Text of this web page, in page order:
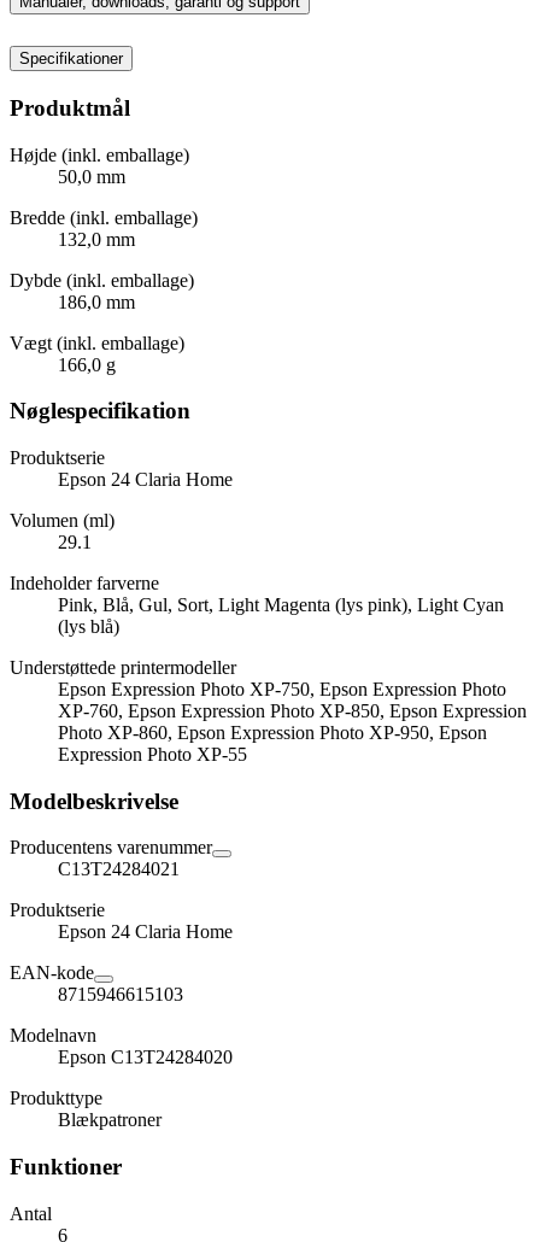
Specifikationer
Produktmål
Højde (inkl. emballage)
50,0 mm
Bredde (inkl. emballage)
132,0 mm
Dybde (inkl. emballage)
186,0 mm
Vægt (inkl. emballage)
166,0 g
Nøglespecifikation
Produktserie
Epson 24 Claria Home
Volumen (ml)
29.1
Indeholder farverne
Pink, Blå, Gul, Sort, Light Magenta (lys pink), Light Cyan
(lys blå)
Understøttede printermodeller
Epson Expression Photo XP-750, Epson Expression Photo
XP-760, Epson Expression Photo XP-850, Epson Expression
Photo XP-860, Epson Expression Photo XP-950, Epson
Expression Photo XP-55
Modelbeskrivelse
Producentens varenummer
C13T24284021
Produktserie
Epson 24 Claria Home
EAN-kode
8715946615103
Modelnavn
Epson C13T24284020
Produkttype
Blækpatroner
Funktioner
Antal
6